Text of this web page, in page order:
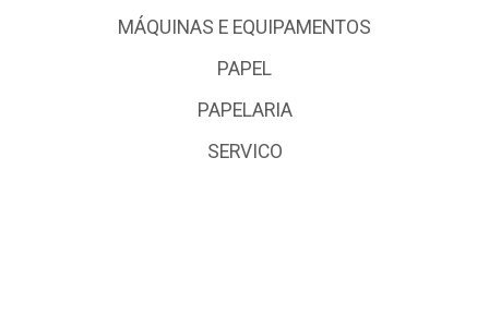
MÁQUINAS E EQUIPAMENTOS
PAPEL
PAPELARIA
SERVICO